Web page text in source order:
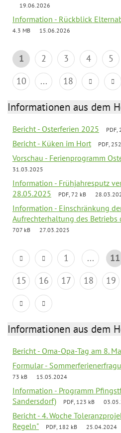
19.06.2026
Information - Rückblick
4.3 MB
15.06.2026
1 2 3 4 5
10
... 18
Informationen aus dem
Bericht - Osterferien 2025 PDF,
Bericht - Küken im Hort PDF,
Vorschau - Ferienprogramm
31.03.2025
Information - Frühjahresputz
28.05.2025
PDF, 72 kB
Information - Einschränkung
Aufrechterhaltung des Betriebs
707 kB
27.03.2025
1 ... 11
15
16 17 18 19
Informationen aus dem
Bericht - Oma-Opa-Tag am 8.
Formular -
73 kB
15.05.2024
Information - Programm
Sandersdorf)
PDF, 123 kB
Bericht - 4. Woche
Regeln"
PDF, 182 kB 25.04.2024